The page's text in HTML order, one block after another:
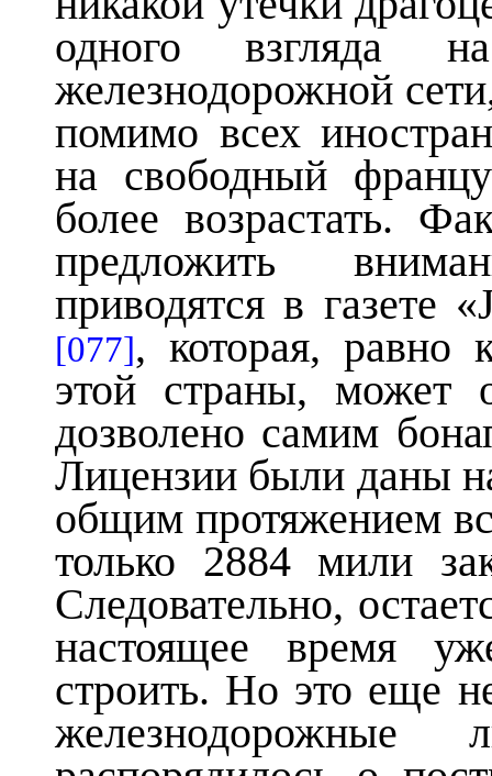
одного взгляда
железнодорожной
помимо всех
на свободный
более возрастать.
предложить
приводятся в газете
[077], которая, равно
этой страны, может
дозволено самим
Лицензии были даны
общим протяжением
только 2884 мили
Следовательно,
настоящее время
строить. Но это еще